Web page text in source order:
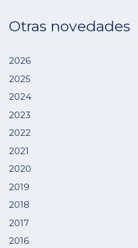
Otras novedades
2026
2025
2024
2023
2022
2021
2020
2019
2018
2017
2016